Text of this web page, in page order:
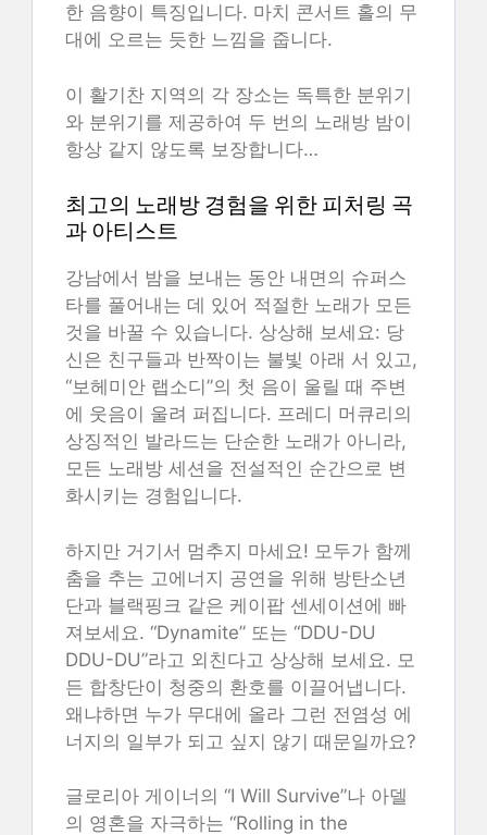
한 음향이 특징입니다. 마치 콘서트 홀의 무
대에 오르는 듯한 느낌을 줍니다.
이 활기찬 지역의 각 장소는 독특한 분위기
와 분위기를 제공하여 두 번의 노래방 밤이
항상 같지 않도록 보장합니다…
최고의 노래방 경험을 위한 피처링 곡
과 아티스트
강남에서 밤을 보내는 동안 내면의 슈퍼스
타를 풀어내는 데 있어 적절한 노래가 모든
것을 바꿀 수 있습니다. 상상해 보세요: 당
신은 친구들과 반짝이는 불빛 아래 서 있고,
“보헤미안 랩소디”의 첫 음이 울릴 때 주변
에 웃음이 울려 퍼집니다. 프레디 머큐리의
상징적인 발라드는 단순한 노래가 아니라,
모든 노래방 세션을 전설적인 순간으로 변
화시키는 경험입니다.
하지만 거기서 멈추지 마세요! 모두가 함께
춤을 추는 고에너지 공연을 위해 방탄소년
단과 블랙핑크 같은 케이팝 센세이션에 빠
져보세요. “Dynamite” 또는 “DDU-DU
DDU-DU”라고 외친다고 상상해 보세요. 모
든 합창단이 청중의 환호를 이끌어냅니다.
왜냐하면 누가 무대에 올라 그런 전염성 에
너지의 일부가 되고 싶지 않기 때문일까요?
글로리아 게이너의 “I Will Survive”나 아델
의 영혼을 자극하는 “Rolling in the